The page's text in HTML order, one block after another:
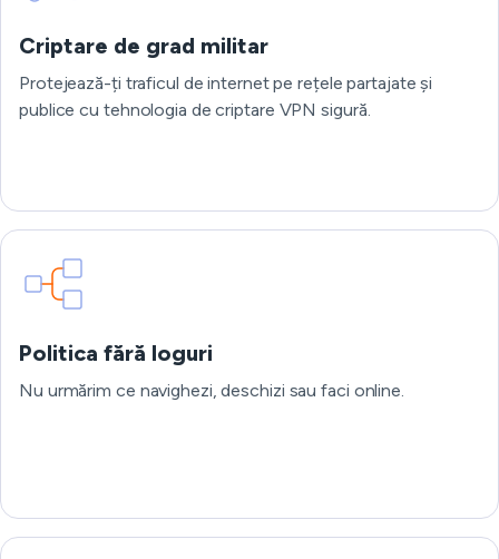
Criptare de grad militar
Protejează-ți traficul de internet pe rețele partajate și
publice cu tehnologia de criptare VPN sigură.
Politica fără loguri
Nu urmărim ce navighezi, deschizi sau faci online.